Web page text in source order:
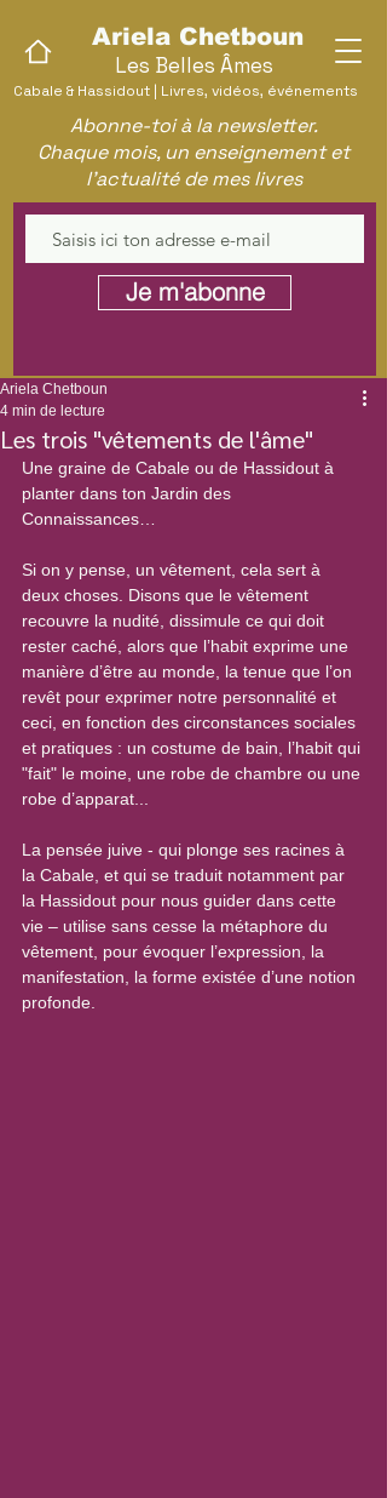
Cabale & Hassidout | Livres, vidéos, événements
Ariela Chetboun
Les Belles Âmes
Abonne-toi à la newsletter.
Chaque mois, un enseignement et
l'actualité de mes livres
Je m'abonne
Les trois "vêtements de l'âme"
Ariela Chetboun
4 min de lecture
Une graine de Cabale ou de Hassidout à
planter dans ton Jardin des
Connaissances…
Si on y pense, un vêtement, cela sert à
deux choses. Disons que le vêtement
recouvre la nudité, dissimule ce qui doit
rester caché, alors que l’habit exprime une
manière d’être au monde, la tenue que l’on
revêt pour exprimer notre personnalité et
ceci, en fonction des circonstances sociales
et pratiques : un costume de bain, l’habit qui
"fait" le moine, une robe de chambre ou une
robe d’apparat...
La pensée juive - qui plonge ses racines à
la Cabale, et qui se traduit notamment par
la Hassidout pour nous guider dans cette
vie – utilise sans cesse la métaphore du
vêtement, pour évoquer l’expression, la
manifestation, la forme existée d’une notion
profonde.